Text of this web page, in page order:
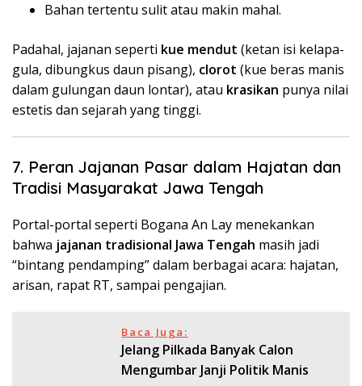
Bahan tertentu sulit atau makin mahal.
Padahal, jajanan seperti kue mendut (ketan isi kelapa-
gula, dibungkus daun pisang), clorot (kue beras manis
dalam gulungan daun lontar), atau krasikan punya nilai
estetis dan sejarah yang tinggi.
7. Peran Jajanan Pasar dalam Hajatan dan
Tradisi Masyarakat Jawa Tengah
Portal-portal seperti Bogana An Lay menekankan
bahwa jajanan tradisional Jawa Tengah masih jadi
“bintang pendamping” dalam berbagai acara: hajatan,
arisan, rapat RT, sampai pengajian.
Baca Juga:
Jelang Pilkada Banyak Calon
Mengumbar Janji Politik Manis